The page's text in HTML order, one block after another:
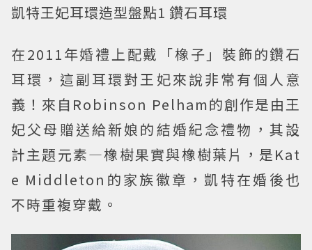
凱特王妃耳環造型盤點1 鑽石耳環
在2011年婚禮上配戴「橡子」裝飾的鑽石
耳環，這副耳環對王妃來說非常有個人意
義！來自Robinson Pelham的創作是由王
妃父母贈送給新娘的結婚紀念禮物，其設
計主題元素—橡樹果實與橡樹葉片，是Kat
e Middleton的家族徽章，凱特在婚後也
不時重複穿戴。